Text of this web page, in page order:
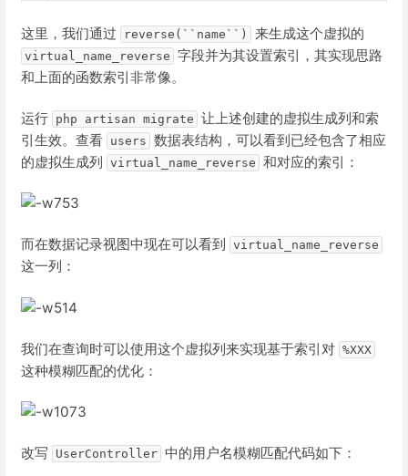
这里，我们通过 reverse(``name``) 来生成这个虚拟的
virtual_name_reverse 字段并为其设置索引，其实现思路
和上面的函数索引非常像。
运行 php artisan migrate 让上述创建的虚拟生成列和索
引生效。查看 users 数据表结构，可以看到已经包含了相应
的虚拟生成列 virtual_name_reverse 和对应的索引：
而在数据记录视图中现在可以看到 virtual_name_reverse
这一列：
我们在查询时可以使用这个虚拟列来实现基于索引对 %XXX
这种模糊匹配的优化：
改写 UserController 中的用户名模糊匹配代码如下：